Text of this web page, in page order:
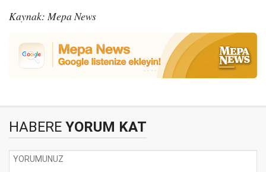
Kaynak: Mepa News
HABERE YORUM KAT